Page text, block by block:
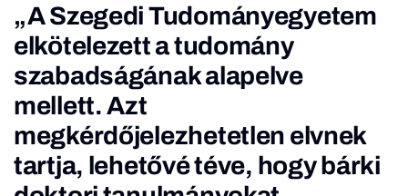
„A Szegedi Tudományegyetem
elkötelezett a tudomány
szabadságának alapelve
mellett. Azt
megkérdőjelezhetetlen elvnek
tartja, lehetővé téve, hogy bárki